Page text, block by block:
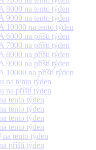
8000 na tento týden
9000 na tento týden
10000 na tento týden
6000 na příští týden
7000 na příští týden
8000 na příští týden
9000 na příští týden
10000 na příští týden
na tento týden
na příští týden
tento týden
tento týden
tento týden
tento týden
tento týden
příští týden